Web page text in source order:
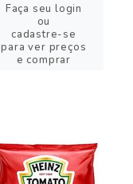
Faça seu login
ou
cadastre-se
para ver preços
e comprar